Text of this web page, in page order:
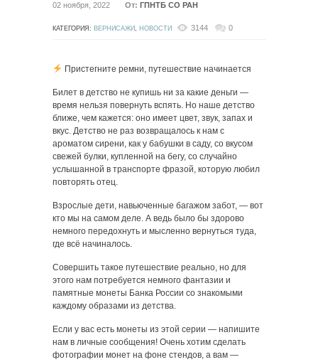
02 ноября, 2022 От: ГПНТБ СО РАН
КАТЕГОРИЯ: ВЕРНИСАЖИ, НОВОСТИ 3144 0
Пристегните ремни, путешествие начинается
Билет в детство не купишь ни за какие деньги —
время нельзя повернуть вспять. Но наше детство
ближе, чем кажется: оно имеет цвет, звук, запах и
вкус. Детство не раз возвращалось к нам с
ароматом сирени, как у бабушки в саду, со вкусом
свежей булки, купленной на бегу, со случайно
услышанной в транспорте фразой, которую любил
повторять отец.
Взрослые дети, навьюченные багажом забот, — вот
кто мы на самом деле. А ведь было бы здорово
немного передохнуть и мысленно вернуться туда,
где всё начиналось.
Совершить такое путешествие реально, но для
этого нам потребуется немного фантазии и
памятные монеты Банка России со знакомыми
каждому образами из детства.
Если у вас есть монеты из этой серии — напишите
нам в личные сообщения! Очень хотим сделать
фотографии монет на фоне стендов, а вам —